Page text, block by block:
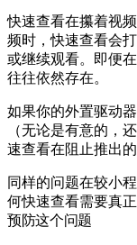
快速查看在攥着视
频时，快速查看会
或继续观看。即便
往往依然存在。
如果你的外置驱动
（无论是有意的，
速查看在阻止推出的
同样的问题在较小
何快速查看需要真
预防这个问题